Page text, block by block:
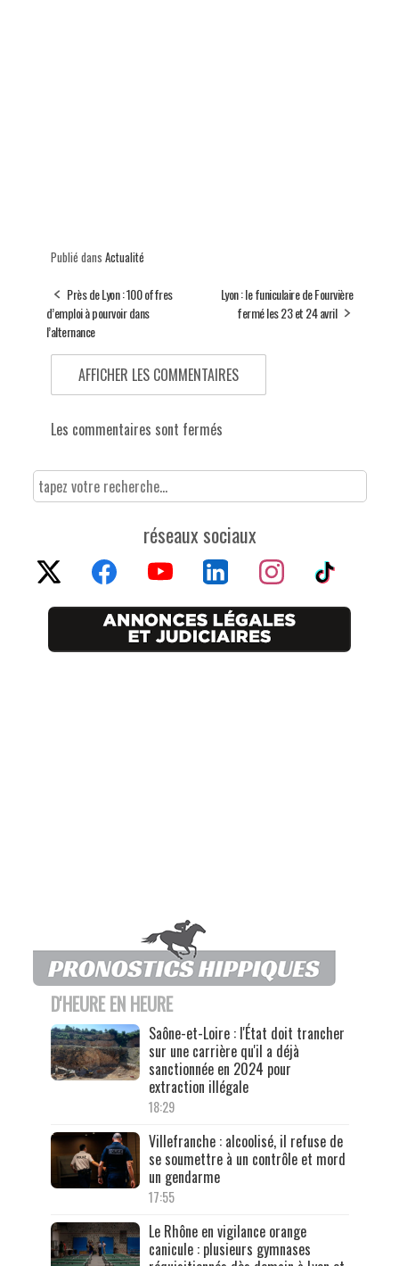
Publié dans Actualité
Près de Lyon : 100 offres
d’emploi à pourvoir dans
l’alternance
Lyon : le funiculaire de Fourvière
fermé les 23 et 24 avril
AFFICHER LES COMMENTAIRES
Les commentaires sont fermés
réseaux sociaux
D'HEURE EN HEURE
Saône-et-Loire : l'État doit trancher
sur une carrière qu'il a déjà
sanctionnée en 2024 pour
extraction illégale
18:29
Villefranche : alcoolisé, il refuse de
se soumettre à un contrôle et mord
un gendarme
17:55
Le Rhône en vigilance orange
canicule : plusieurs gymnases